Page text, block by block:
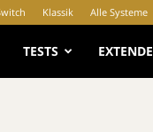
Klassik Alle Systeme
TESTS